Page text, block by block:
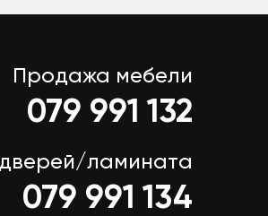
Продажа мебели
079 991 132
ламината
079 991 134